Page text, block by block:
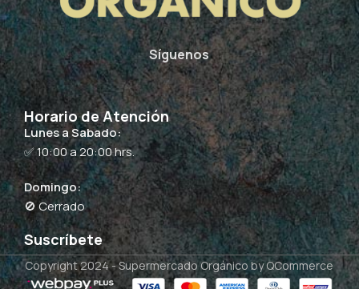
Síguenos
Horario de Atención
Lunes a Sabado:
✅ 10:00 a 20:00 hrs.
Domingo:
🚫 Cerrado
Suscríbete
Copyright 2024 -Supermercado Orgánico by QCommerce